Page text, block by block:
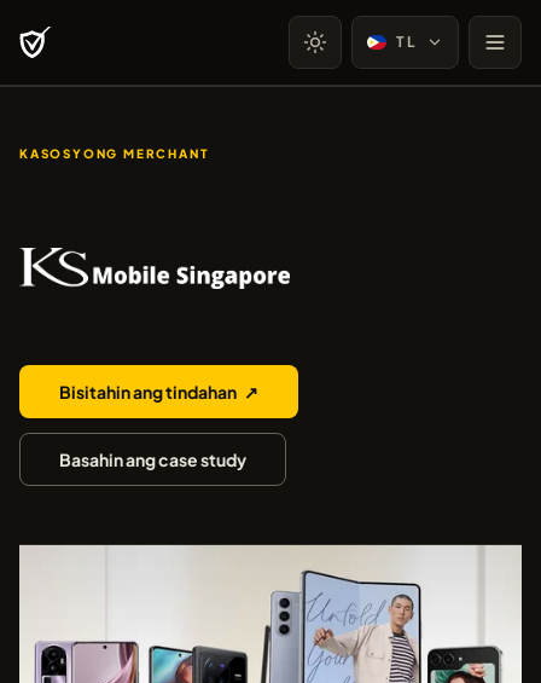
TL
KASOSYONG MERCHANT
Bisitahin ang tindahan ↗
Basahin ang case study